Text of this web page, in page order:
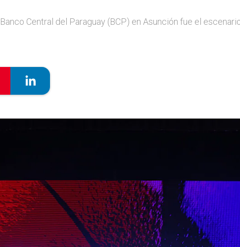
Central del Paraguay (BCP) en Asunción fue el